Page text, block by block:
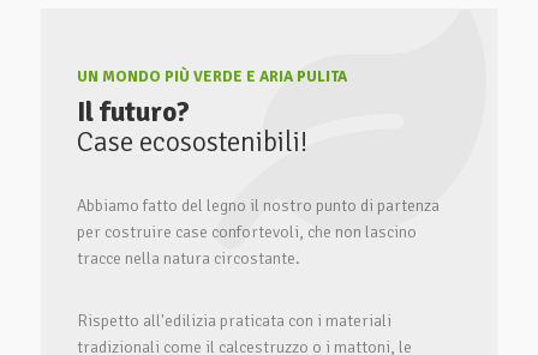
UN MONDO PIÙ VERDE E ARIA PULITA
Il futuro?
Case ecosostenibili!
Abbiamo fatto del legno il nostro punto di partenza
per costruire case confortevoli, che non lascino
tracce nella natura circostante.
Rispetto all'edilizia praticata con i materiali
tradizionali come il calcestruzzo o i mattoni, le